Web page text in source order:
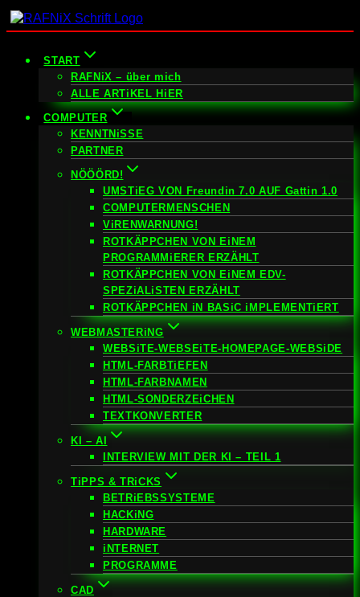
Zum
Inhalt
START
RAFNiX – über mich
ALLE ARTiKEL HiER
COMPUTER
KENNTNiSSE
PARTNER
NÖÖÖRD!
UMSTiEG VON Freundin 7.0 AUF Gattin 1.0
COMPUTERMENSCHEN
ViRENWARNUNG!
ROTKÄPPCHEN VON EiNEM
PROGRAMMiERER ERZÄHLT
ROTKÄPPCHEN VON EiNEM EDV-
SPEZiALiSTEN ERZÄHLT
ROTKÄPPCHEN iN BASiC iMPLEMENTiERT
WEBMASTERiNG
WEBSiTE-WEBSEiTE-HOMEPAGE-WEBSiDE
HTML-FARBTiEFEN
HTML-FARBNAMEN
HTML-SONDERZEiCHEN
TEXTKONVERTER
KI – AI
INTERVIEW MIT DER KI – TEIL 1
TiPPS & TRiCKS
BETRiEBSSYSTEME
HACKiNG
HARDWARE
iNTERNET
PROGRAMME
CAD